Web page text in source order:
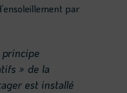
par
» de la
est installé